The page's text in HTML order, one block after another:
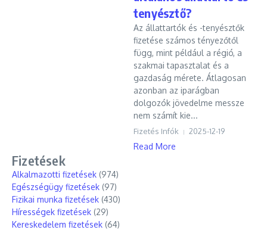
tenyésztő?
Az állattartók és -tenyésztők
fizetése számos tényezőtől
függ, mint például a régió, a
szakmai tapasztalat és a
gazdaság mérete. Átlagosan
azonban az iparágban
dolgozók jövedelme messze
nem számít kie...
Fizetés Infók 2025-12-19
Read More
Fizetések
Alkalmazotti fizetések (974)
Egészségügy fizetések (97)
Fizikai munka fizetések (430)
Hírességek fizetések (29)
Kereskedelem fizetések (64)